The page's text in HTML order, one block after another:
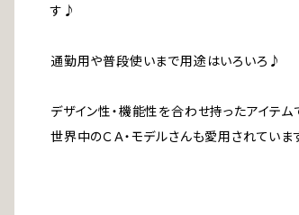
す♪
通勤用や普段使いまで用途はいろいろ♪
デザイン性・機能性を合わせ持ったアイテム
世界中のＣＡ・モデルさんも愛用されていま